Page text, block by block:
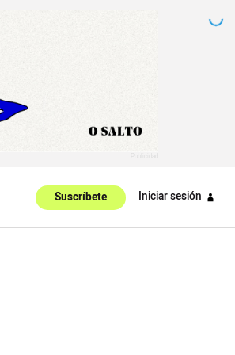
Suscríbete Iniciar sesión